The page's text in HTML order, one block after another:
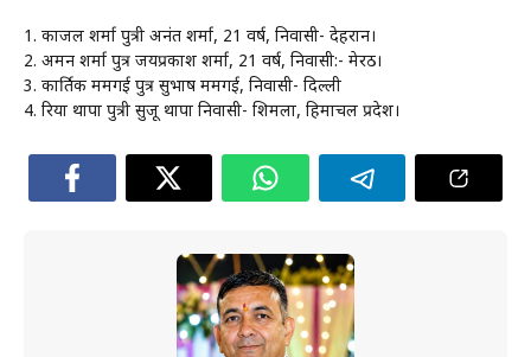
1. काजल शर्मा पुत्री अनंत शर्मा, 21 वर्ष, निवासी- देहरादून।
2. अमन शर्मा पुत्र जयप्रकाश शर्मा, 21 वर्ष, निवासी:- मेरठ।
3. कार्तिक ममगई पुत्र सुभाष ममगई, निवासी- दिल्ली
4. रिया थापा पुत्री सुजू थापा निवासी- शिमला, हिमाचल प्रदेश।